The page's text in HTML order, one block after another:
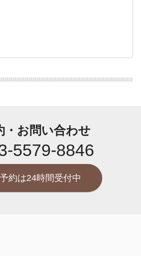
・お問い合わせ
5579-8846
約は24時間受付中